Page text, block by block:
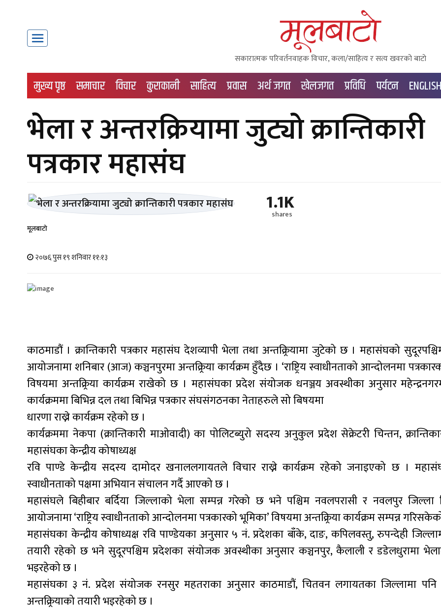
सकारात्मक परिवर्तनवाहक विचार, कला/साहित्य र सत्य खवरको बाटाे
मुख्य पृष्ठ समाचार विचार कुराकानी साहित्य प्रवास अर्थ जगत खेलजगत प्रविधि पर्यटन ENGLISH
भेला र अन्तरक्रियामा जुट्यो क्रान्तिकारी
पत्रकार महासंघ
मूलबाटाे
२०७६ पुस १९ शनिवार ११:१३
1.1K
shares
काठमाडौं । क्रान्तिकारी पत्रकार महासंघ देशव्यापी भेला तथा अन्तक्र्रियामा जुटेको छ । महासंघको
आयोजनामा शनिबार (आज) कञ्चनपुरमा अन्तक्र्रिया कार्यक्रम हुँदैछ । ‘राष्ट्रिय स्वाधीनताको आन्दोलनमा
विषयमा अन्तक्र्रिया कार्यक्रम राखेको छ । महासंघका प्रदेश संयोजक धनञ्जय अवस्थीका अनुसार
कार्यक्रममा बिभिन्न दल तथा बिभिन्न पत्रकार संघसंगठनका नेताहरुले सो बिषयमा
धारणा राख्ने कार्यक्रम रहेको छ ।
कार्यक्रममा नेकपा (क्रान्तिकारी माओवादी) का पोलिटब्युरो सदस्य अनुकुल प्रदेश सेक्रेटरी चिन्तन,
महासंघका केन्द्रीय कोषाध्यक्ष
रवि पाण्डे केन्द्रीय सदस्य दामोदर खनाललगायतले विचार राख्ने कार्यक्रम रहेको जनाइएको छ ।
स्वाधीनताको पक्षमा अभियान संचालन गर्दै आएको छ ।
महासंघले बिहीबार बर्दिया जिल्लाको भेला सम्पन्न गरेको छ भने पश्चिम नवलपरासी र नवलपुर जिल्ला
आयोजनामा ‘राष्ट्रिय स्वाधीनताको आन्दोलनमा पत्रकारको भूमिका’ विषयमा अन्तक्र्रिया कार्यक्रम सम्पन्न
महासंघका केन्द्रीय कोषाध्यक्ष रवि पाण्डेयका अनुसार ५ नं. प्रदेशका बाँके, दाङ, कपिलवस्तु, रुपन्देही
तयारी रहेको छ भने सुदूरपश्चिम प्रदेशका संयोजक अवस्थीका अनुसार कञ्चनपुर, कैलाली र डडेलधुरामा
भइरहेको छ ।
महासंघका ३ नं. प्रदेश संयोजक रनसुर महतराका अनुसार काठमाडौं, चितवन लगायतका जिल्लामा
अन्तक्र्रियाको तयारी भइरहेको छ ।